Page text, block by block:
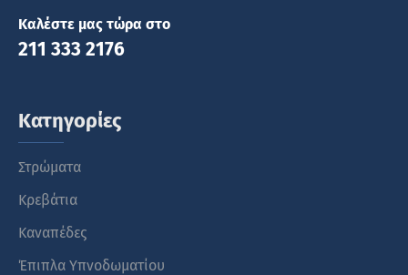
Καλέστε μας τώρα στο
211 333 2176
Κατηγορίες
Στρώματα
Κρεβάτια
Καναπέδες
Έπιπλα Υπνοδωματίου